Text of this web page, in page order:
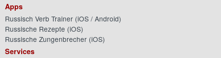
Apps
Russisch Verb Trainer (iOS / Android)
Russische Rezepte (iOS)
Russische Zungenbrecher (iOS)
Services